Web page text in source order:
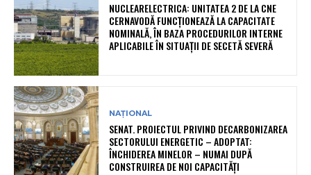
NUCLEARELECTRICA: UNITATEA 2 DE LA CNE
CERNAVODĂ FUNCȚIONEAZĂ LA CAPACITATE
NOMINALĂ, ÎN BAZA PROCEDURILOR INTERNE
APLICABILE ÎN SITUAȚII DE SECETĂ SEVERĂ
NAȚIONAL
SENAT. PROIECTUL PRIVIND DECARBONIZAREA
SECTORULUI ENERGETIC – ADOPTAT:
ÎNCHIDEREA MINELOR – NUMAI DUPĂ
CONSTRUIREA DE NOI CAPACITĂȚI